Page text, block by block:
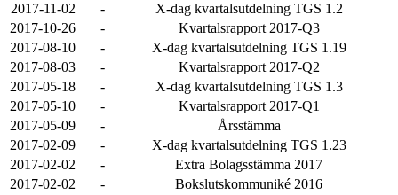
2017-11-02
-
X-dag kvartalsutdelning TGS 1.2
2017-10-26
-
Kvartalsrapport 2017-Q3
2017-08-10
-
X-dag kvartalsutdelning TGS 1.19
2017-08-03
-
Kvartalsrapport 2017-Q2
2017-05-18
-
X-dag kvartalsutdelning TGS 1.3
2017-05-10
-
Kvartalsrapport 2017-Q1
2017-05-09
-
Årsstämma
2017-02-09
-
X-dag kvartalsutdelning TGS 1.23
2017-02-02
-
Extra Bolagsstämma 2017
2017-02-02
-
Bokslutskommuniké 2016